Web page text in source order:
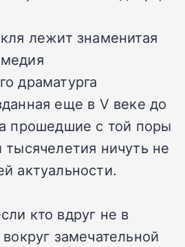
лежит знаменитая
драматурга
еще в V веке до
прошедшие с той поры
ничуть не
актуальности.
кто вдруг не в
замечательной